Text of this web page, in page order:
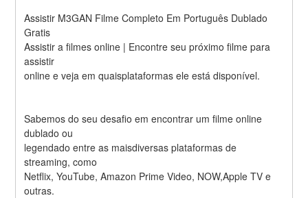
Assistir M3GAN Filme Completo Em Português Dublado
Gratis
Assistir a filmes online | Encontre seu próximo filme para
assistir
online e veja em quaisplataformas ele está disponível.
Sabemos do seu desafio em encontrar um filme online
dublado ou
legendado entre as maisdiversas plataformas de
streaming, como
Netflix, YouTube, Amazon Prime Video, NOW,Apple TV e
outras.